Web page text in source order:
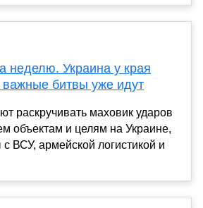
неделю. Украина у края
битвы уже идут
раскручивать маховик ударов
объектам и целям на Украине,
ВСУ, армейской логистикой и